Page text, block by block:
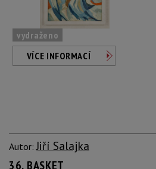
vydraženo
VÍCE INFORMACÍ
Autor:Jiří Salajka
36. BASKET